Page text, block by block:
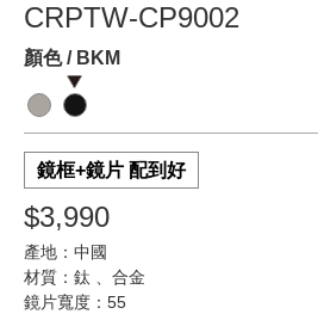
CRPTW-CP9002
顏色 / BKM
鏡框+鏡片 配到好
$3,990
產地：中國
材質：鈦 、合金
鏡片寬度：55